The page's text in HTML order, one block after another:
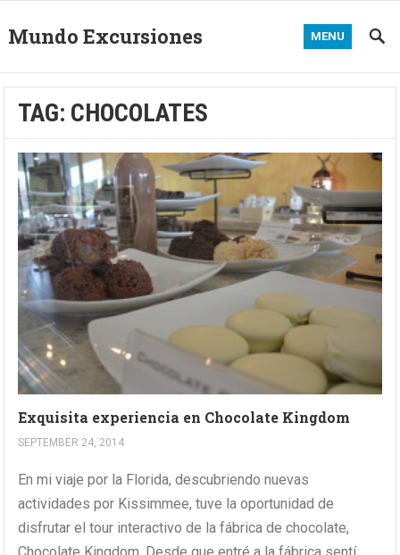
Mundo Excursiones MENU
TAG: CHOCOLATES
Exquisita experiencia en Chocolate Kingdom
SEPTEMBER 24, 2014
En mi viaje por la Florida, descubriendo nuevas
actividades por Kissimmee, tuve la oportunidad de
disfrutar el tour interactivo de la fábrica de chocolate,